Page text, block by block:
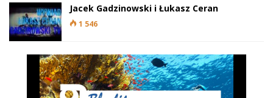
Jacek Gadzinowski i Łukasz Ceran
1 546